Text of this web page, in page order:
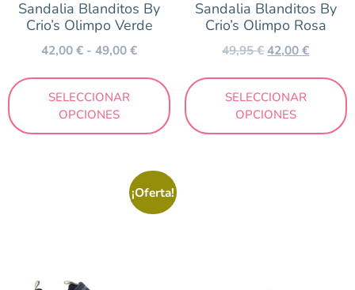
Sandalia Blanditos By
Crio’s Olimpo Verde
42,00€ - 49,00€
SELECCIONAR
OPCIONES
Sandalia Blanditos By
Crio’s Olimpo Rosa
49,95€ 42,00€
SELECCIONAR
OPCIONES
¡Oferta!